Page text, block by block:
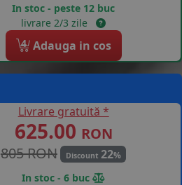
In stoc - peste 12 buc
livrare 2/3 zile
4 Adauga in cos
Livrare gratuită *
625.00 RON
805 RON
Discount 22%
In stoc - 6 buc